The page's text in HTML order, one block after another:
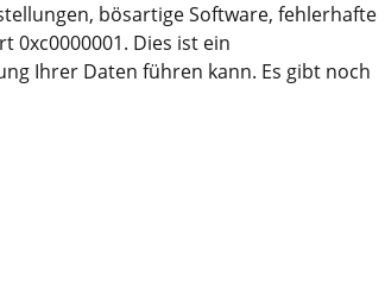
bösartige Software, fehlerhafte
0xc0000001. Dies ist ein
Ihrer Daten führen kann. Es gibt noch